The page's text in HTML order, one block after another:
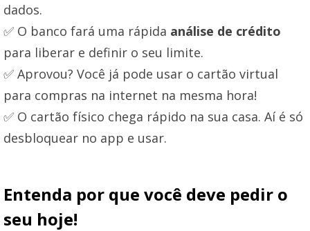
dados.
✅ O banco fará uma rápida análise de crédito
para liberar e definir o seu limite.
✅ Aprovou? Você já pode usar o cartão virtual
para compras na internet na mesma hora!
✅ O cartão físico chega rápido na sua casa. Aí é só
desbloquear no app e usar.
Entenda por que você deve pedir o
seu hoje!